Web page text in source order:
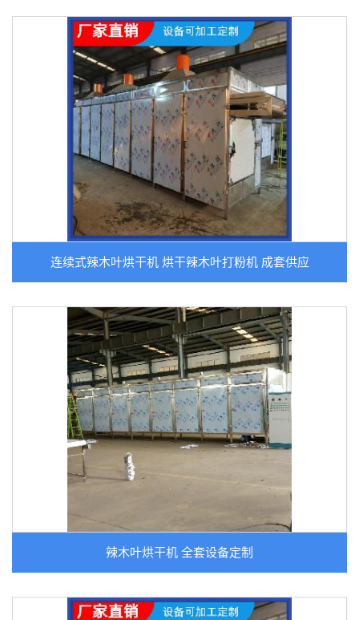
连续式辣木叶烘干机 烘干辣木叶打粉机 成套供应
辣木叶烘干机 全套设备定制